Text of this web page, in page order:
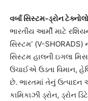
વર્બા સિસ્ટમ-ડ્રોન
ભારતીય આર્મી માટે
સિસ્ટમ’ (V-
સિસ્ટમ હાલની ઇગલા
ઉંચાઈએ ઉડતા વિમાન,
છે. ભારતમાં તેનું ઉત્પાદન
કામિકાઝી ડ્રોન, ડ્રોન